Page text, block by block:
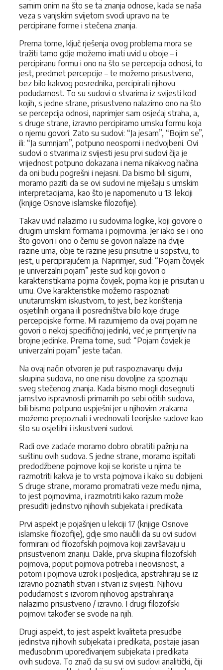
samim onim na što se ta znanja odnose, kada se naša
veza s vanjskim svijetom svodi upravo na te
percipirane forme i stečena znanja.
Prema tome, ključ rješenja ovog problema mora se
tražiti tamo gdje možemo imati uvid u oboje – i
percipiranu formu i ono na što se percepcija odnosi, to
jest, predmet percepcije – te možemo prisustveno,
bez bilo kakvog posrednika, percipirati njihovu
podudarnost. To su sudovi o stvarima iz svijesti kod
kojih, s jedne strane, prisustveno nalazimo ono na što
se percepcija odnosi, naprimjer sam osjećaj straha, a,
s druge strane, izravno percipiramo umsku formu koja
o njemu govori. Zato su sudovi: “Ja jesam”, “Bojim se”,
ili: “Ja sumnjam”, potpuno neosporni i nedvojbeni. Ovi
sudovi o stvarima iz svijesti jesu prvi sudovi čija je
vrijednost potpuno dokazana i nema nikakvog načina
da oni budu pogrešni i nejasni. Da bismo bili sigurni,
moramo paziti da se ovi sudovi ne miješaju s umskim
interpretacijama, kao što je napomenuto u 13. lekciji
(knjige Osnove islamske filozofije).
Takav uvid nalazimo i u sudovima logike, koji govore o
drugim umskim formama i pojmovima. Jer iako se i ono
što govori i ono o čemu se govori nalaze na dvije
razine uma, obje te razine jesu prisutne u sopstvu, to
jest, u percipirajućem ja. Naprimjer, sud: “Pojam čovjek
je univerzalni pojam” jeste sud koji govori o
karakteristikama pojma čovjek, pojma koji je prisutan u
umu. Ove karakteristike možemo raspoznati
unutarumskim iskustvom, to jest, bez korištenja
osjetilnih organa ili posredništva bilo koje druge
percepcijske forme. Mi razumijemo da ovaj pojam ne
govori o nekoj specifičnoj jedinki, već je primjenjiv na
brojne jedinke. Prema tome, sud: “Pojam čovjek je
univerzalni pojam” jeste tačan.
Na ovaj način otvoren je put raspoznavanju dviju
skupina sudova, no one nisu dovoljne za spoznaju
sveg stečenog znanja. Kada bismo mogli dosegnuti
jamstvo ispravnosti primarnih po sebi očitih sudova,
bili bismo potpuno uspješni jer u njihovim zrakama
možemo prepoznati i vrednovati teorijske sudove kao
što su osjetilni i iskustveni sudovi.
Radi ove zadaće moramo dobro obratiti pažnju na
suštinu ovih sudova. S jedne strane, moramo ispitati
predodžbene pojmove koji se koriste u njima te
razmotriti kakva je to vrsta pojmova i kako su dobijeni.
S druge strane, moramo promatrati veze među njima,
to jest pojmovima, i razmotriti kako razum može
presuditi jedinstvo njihovih subjekata i predikata.
Prvi aspekt je pojašnjen u lekciji 17 (knjige Osnove
islamske filozofije), gdje smo naučili da su ovi sudovi
formirani od filozofskih pojmova koji završavaju u
prisustvenom znanju. Dakle, prva skupina filozofskih
pojmova, poput pojmova potreba i neovisnost, a
potom i pojmova uzrok i posljedica, apstrahiraju se iz
izravno poznatih stvari i stvari iz svijesti. Njihovu
podudarnost s izvorom njihovog apstrahiranja
nalazimo prisustveno / izravno. I drugi filozofski
pojmovi također se svode na njih.
Drugi aspekt, to jest aspekt kvaliteta presudbe
jedinstva njihovih subjekata i predikata, postaje jasan
međusobnim upoređivanjem subjekata i predikata
ovih sudova. To znači da su svi ovi sudovi analitički, čiji